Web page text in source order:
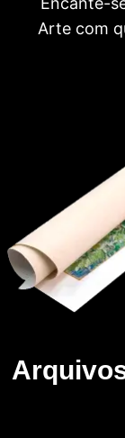
Arte com